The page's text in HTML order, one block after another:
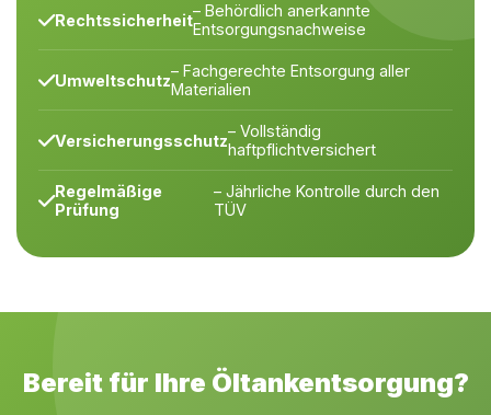
Rechtssicherheit– Behördlich anerkannte
Entsorgungsnachweise
Umweltschutz– Fachgerechte Entsorgung aller
Materialien
Versicherungsschutz– Vollständig
haftpflichtversichert
Regelmäßige
Prüfung
– Jährliche Kontrolle durch den
TÜV
Bereit für Ihre Öltankentsorgung?